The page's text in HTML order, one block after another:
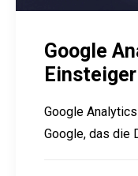
Google
Einsteiger
Google
Google, das die